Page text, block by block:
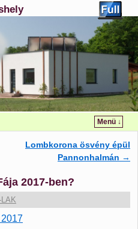
Menü ↓
Lombkorona ösvény épül
Pannonhalmán →
2017-ben?